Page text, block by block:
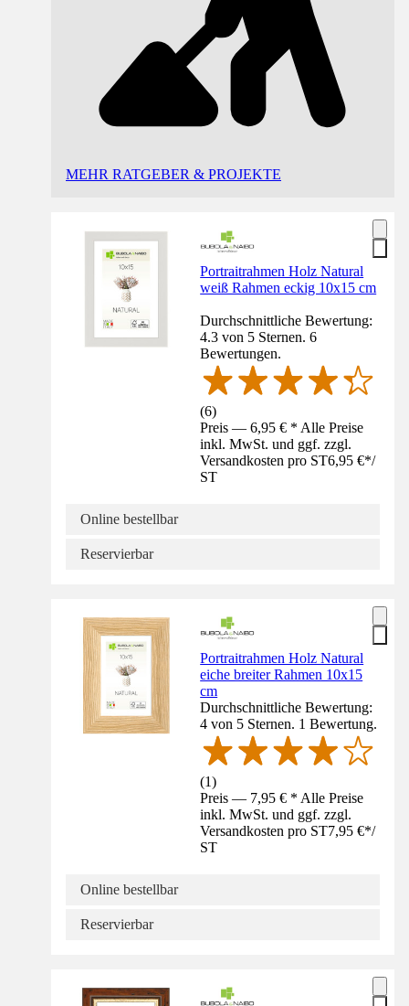
MEHR RATGEBER & PROJEKTE
Portraitrahmen Holz Natural
weiß Rahmen eckig 10x15 cm
Durchschnittliche Bewertung:
4.3 von 5 Sternen. 6
Bewertungen.
(6)
Preis — 6,95 € * Alle Preise
inkl. MwSt. und ggf. zzgl.
Versandkosten pro ST6,95 €*/
ST
Online bestellbar
Reservierbar
Portraitrahmen Holz Natural
eiche breiter Rahmen 10x15
cm
Durchschnittliche Bewertung:
4 von 5 Sternen. 1 Bewertung.
(1)
Preis — 7,95 € * Alle Preise
inkl. MwSt. und ggf. zzgl.
Versandkosten pro ST7,95 €*/
ST
Online bestellbar
Reservierbar